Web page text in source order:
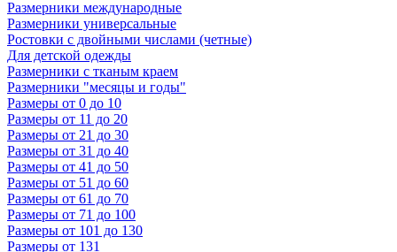
Размерники международные
Размерники универсальные
Ростовки с двойными числами (четные)
Для детской одежды
Размерники с тканым краем
Размерники "месяцы и годы"
Размеры от 0 до 10
Размеры от 11 до 20
Размеры от 21 до 30
Размеры от 31 до 40
Размеры от 41 до 50
Размеры от 51 до 60
Размеры от 61 до 70
Размеры от 71 до 100
Размеры от 101 до 130
Размеры от 131